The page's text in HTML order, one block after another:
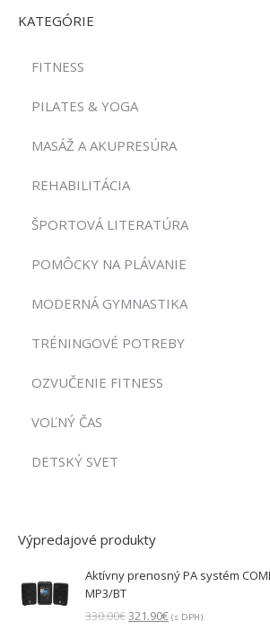
KATEGÓRIE
FITNESS
PILATES & YOGA
MASÁŽ A AKUPRESÚRA
REHABILITÁCIA
ŠPORTOVÁ LITERATÚRA
POMÔCKY NA PLÁVANIE
MODERNÁ GYMNASTIKA
TRÉNINGOVÉ POTREBY
OZVUČENIE FITNESS
VOĽNÝ ČAS
DETSKÝ SVET
Výpredajové produkty
Aktívny prenosný PA systém
MP3/BT
330.00€Pôvodná
321.90€Aktuálna
(s DPH)